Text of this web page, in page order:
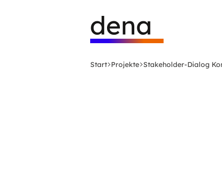
Deutsche
Energie-
Agentur
-
Start Projekte Stakeholder-Dialog